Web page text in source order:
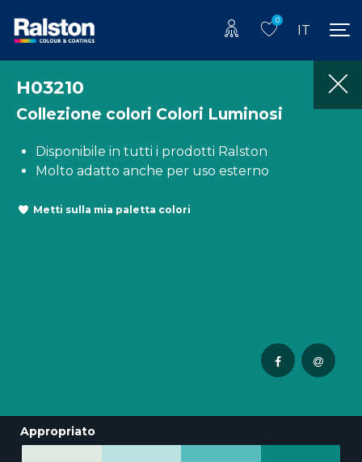
0
IT
H03210
Collezione colori Colori Luminosi
Disponibile in tutti i prodotti Ralston
Molto adatto anche per uso esterno
Metti sulla mia paletta colori
Appropriato